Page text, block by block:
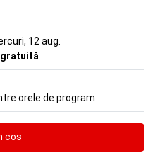
12 aug.
gratuită
orele de program